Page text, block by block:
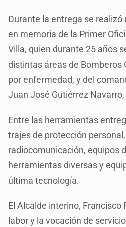
Durante la entrega se
en memoria de la Primer
Villa, quien durante 25 años
distintas áreas de Bomberos
por enfermedad, y del
Juan José Gutiérrez
Entre las herramientas
trajes de protección
radiocomunicación, equipos
herramientas diversas y
última tecnología.
El Alcalde interino, Francisco
labor y la vocación de